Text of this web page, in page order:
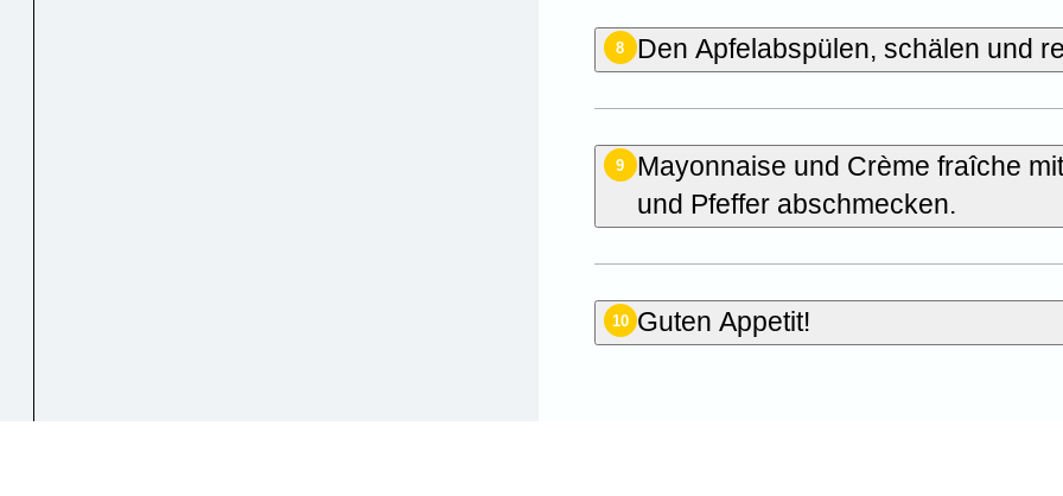
8 Den Apfelabspülen, schälen und
9
Mayonnaise und Crème fraîche
und Pfeffer abschmecken.
10 Guten Appetit!